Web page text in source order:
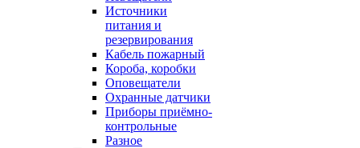
Источники
питания и
резервирования
Кабель пожарный
Короба, коробки
Оповещатели
Охранные датчики
Приборы приёмно-
контрольные
Разное